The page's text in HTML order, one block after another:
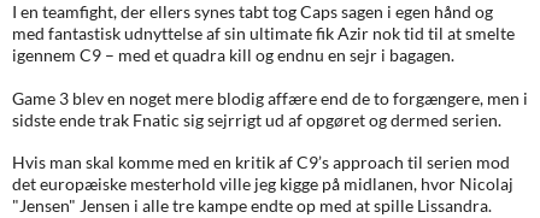
I en teamfight, der ellers synes tabt tog Caps sagen i egen hånd og
med fantastisk udnyttelse af sin ultimate fik Azir nok tid til at smelte
igennem C9 – med et quadra kill og endnu en sejr i bagagen.
Game 3 blev en noget mere blodig affære end de to forgængere, men i
sidste ende trak Fnatic sig sejrrigt ud af opgøret og dermed serien.
Hvis man skal komme med en kritik af C9’s approach til serien mod
det europæiske mesterhold ville jeg kigge på midlanen, hvor Nicolaj
"Jensen" Jensen i alle tre kampe endte op med at spille Lissandra.